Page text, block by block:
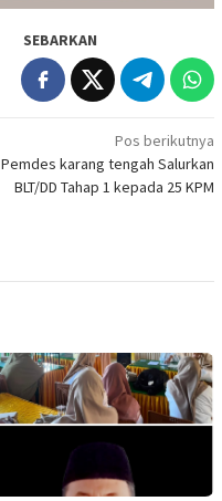
SEBARKAN
Pos berikutnya
Pemdes karang tengah Salurkan
BLT/DD Tahap 1 kepada 25 KPM